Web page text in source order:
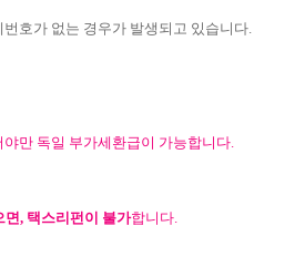
호가 없는 경우가 발생되고 있습니다.
만 독일 부가세환급이 가능합니다.
, 택스리펀이 불가합니다.